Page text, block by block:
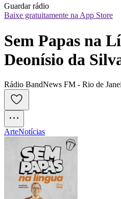
Guardar rádio
Baixe gratuitamente na App Store
Sem Papas na
Deonísio da
Rádio BandNews FM - Rio de
ArteNotícias